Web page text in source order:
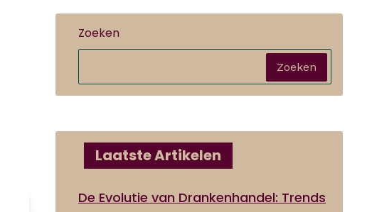
Zoeken
Zoeken
Laatste Artikelen
De Evolutie van Drankenhandel: Trends